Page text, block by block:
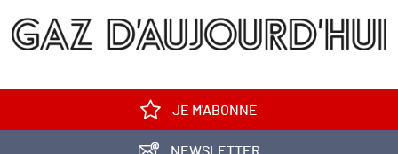
JE M'ABONNE